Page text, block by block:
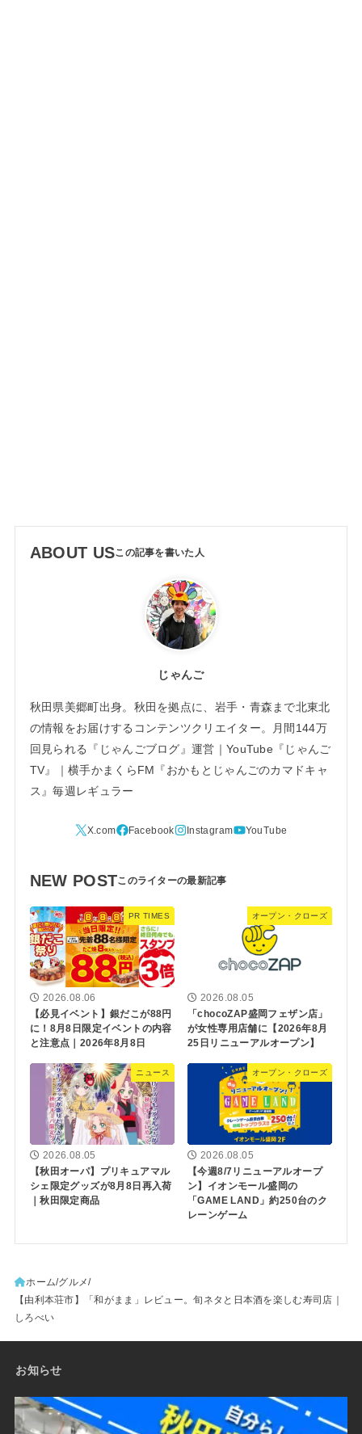
ABOUT US
じゃんご
秋田県美郷町出身。秋田を拠点に、岩手・青森まで北東北
の情報をお届けするコンテンツクリエイター。月間144万
回見られる『じゃんごブログ』運営｜YouTube『じゃんご
TV』｜横手かまくらFM『おかもとじゃんごのカマドキャ
ス』毎週レギュラー
NEW POST
PR TIMES
2026.08.06
【必見イベント】銀だこが88円
に！8月8日限定イベントの内容
と注意点｜2026年8月8日
オープン・クローズ
2026.08.05
「chocoZAP盛岡フェザン店」
が女性専用店舗に【2026年8月
25日リニューアルオープン】
ニュース
2026.08.05
【秋田オーパ】プリキュアマル
シェ限定グッズが8月8日再入荷
｜秋田限定商品
オープン・クローズ
2026.08.05
【今週8/7リニューアルオープ
ン】イオンモール盛岡の
「GAME LAND」約250台のク
レーンゲーム
ホーム グルメ
【由利本荘市】「和がまま」レビュー。旬ネタと日本酒を楽しむ寿司店｜
しろべい
お知らせ